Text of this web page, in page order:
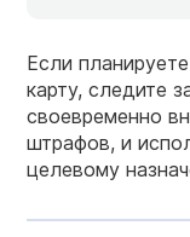
Если
карту, следите
своевременно
штрафов, и
целевому